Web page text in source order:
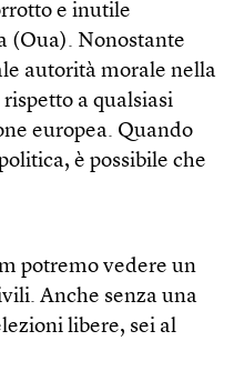
e inutile
(Oua). Nonostante
autorità morale nella
a qualsiasi
europea. Quando
è possibile che
potremo vedere un
Anche senza una
libere, sei al